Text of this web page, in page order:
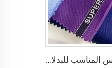
تخصيص قماش البوليستر والفيزاوس المناسب للبدلات والمخصص لملابس الموظفين مع حافة إنجليزية